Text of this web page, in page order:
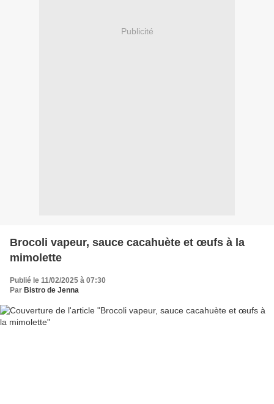
Publicité
Brocoli vapeur, sauce cacahuète et œufs à la
mimolette
Publié le 11/02/2025 à 07:30
Par Bistro de Jenna